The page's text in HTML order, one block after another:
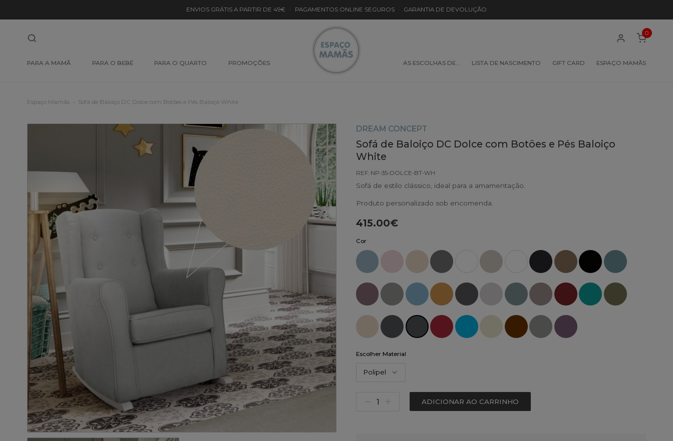
ENVIOS GRÁTIS A PARTIR DE 49€ · PAGAMENTOS ONLINE SEGUROS · GARANTIA DE DEVOLUÇÃO
PARA A MAMÃ PARA O BEBÉ PARA O QUARTO PROMOÇÕES AS ESCOLHAS DE… LISTA DE NASCIMENTO GIFT CARD ESPAÇO MAMÃS
0
Espaço Mamãs Sofá de Baloiço DC Dolce com Botões e Pés Baloiço White
DREAM CONCEPT
Sofá de Baloiço DC Dolce com Botões e Pés Baloiço
White
REF: NP-35-DOLCE-BT-WH
Sofá de estilo clássico, ideal para a amamentação.
Produto personalizado sob encomenda.
415.00€
Cor
Escolher Material
Polipel
ADICIONAR AO CARRINHO